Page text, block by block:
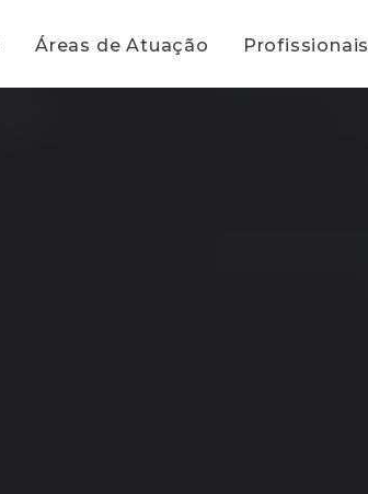
Áreas de Atuação Profissionais